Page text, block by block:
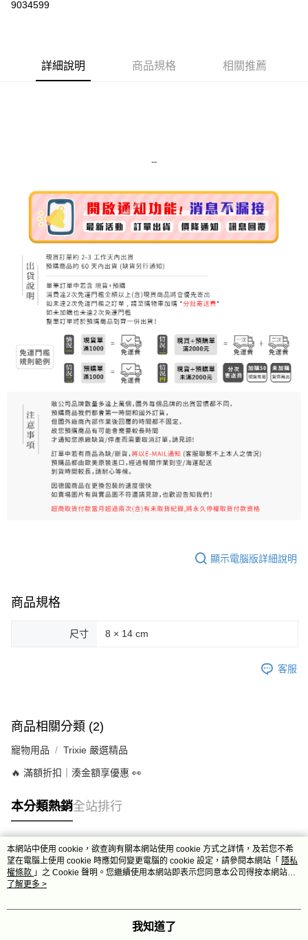
街口支付
全家取貨付款
每筆NT$80，滿NT$999(含以上)免運費
每筆NT$80，滿NT$999(含以上)免運費
7-11取貨付款
每筆NT$80，滿NT$999(含以上)免運費
7-11純取貨 (先付款
每筆NT$80，滿NT$999(含以上)免運費
每筆NT$100，滿NT$999(含以上)免運費
離島宅配（澎湖、金門、馬祖、小琉球）
每筆NT$250，滿NT$3,000(含以上)免運費
付款後門市自取
9034599
詳細說明 商品規格 相關推薦
--
顯示電腦版詳細說明
商品規格
尺寸 8 × 14 cm
客服
商品相關分類 (2)
寵物用品 Trixie 嚴選精品
🔥 滿額折扣｜湊金額享優惠 👀
本分類熱銷全站排行
熱門標籤
本網站中使用 cookie，欲查詢有關本網站使用 cookie 方式之詳情，及若您不希
望在電腦上使用 cookie 時應如何變更電腦的 cookie 設定，請參閱本網站「 隱私
權條款 」之 Cookie 聲明。您繼續使用本網站即表示您同意本公司得按本網站使
用條款之 Cookie 聲明使用 cookie。
了解更多 >
我知道了